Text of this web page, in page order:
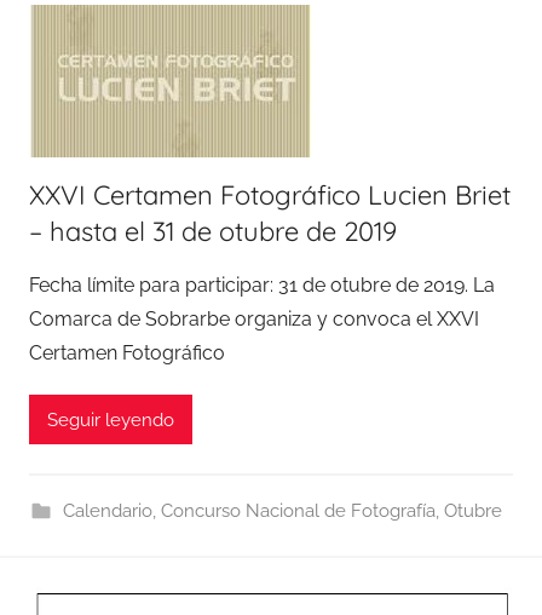
XXVI Certamen Fotográfico Lucien Briet
– hasta el 31 de otubre de 2019
Fecha límite para participar: 31 de otubre de 2019. La
Comarca de Sobrarbe organiza y convoca el XXVI
Certamen Fotográfico
Seguir leyendo
Calendario, Concurso Nacional de Fotografía, Otubre